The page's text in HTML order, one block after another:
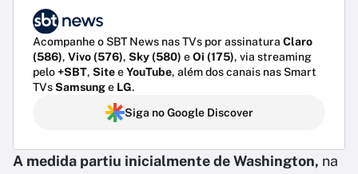
Acompanhe o SBT News nas TVs por assinatura Claro
(586), Vivo (576), Sky (580) eOi (175), via streaming
pelo+SBT, SiteeYouTube, além dos canais nas Smart
TVsSamsunge LG.
Siga no Google Discover
A medida partiu inicialmente de Washington, na